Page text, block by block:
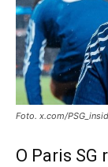
Foto. x.com/
O Paris SG